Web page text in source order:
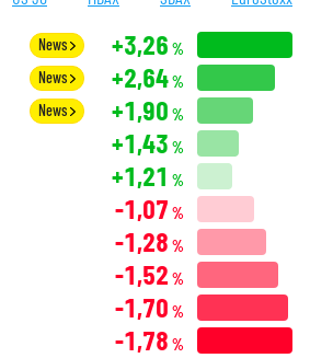
News +3,26 %
News +2,64%
News +1,90 %
+1,43 %
+1,21 %
-1,07 %
-1,28 %
-1,52 %
-1,70 %
-1,78 %